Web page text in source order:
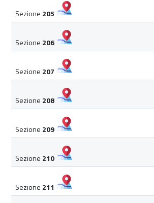
Sezione 205
Sezione 206
Sezione 207
Sezione 208
Sezione 209
Sezione 210
Sezione 211